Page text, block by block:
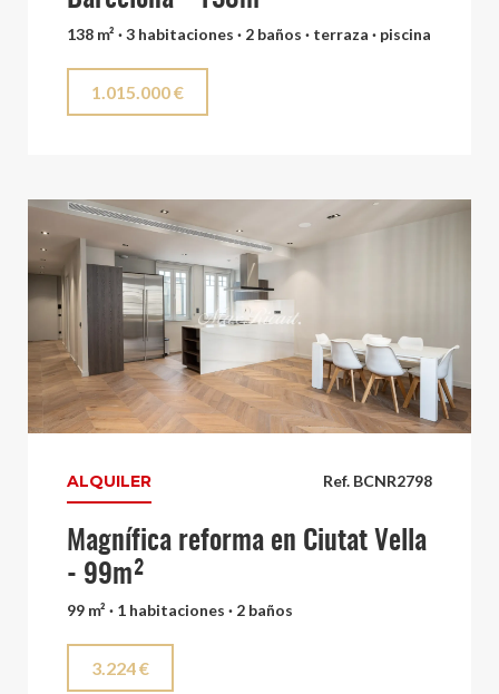
138 m² · 3 habitaciones · 2 baños · terraza · piscina
1.015.000 €
Ref. BCNR2798
ALQUILER
Magnífica reforma en Ciutat Vella
- 99m²
99 m² · 1 habitaciones · 2 baños
3.224 €